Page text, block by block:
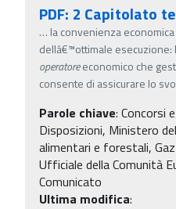
PDF: 2 Capitolato
… la convenienza
dellâ€™ottimale esecuzione:
operatoreeconomico che
consente di assicurare lo
Parole chiave: Concorsi
Disposizioni, Ministero
alimentari e forestali,
Ufficiale della Comunità
Comunicato
Ultima modifica: